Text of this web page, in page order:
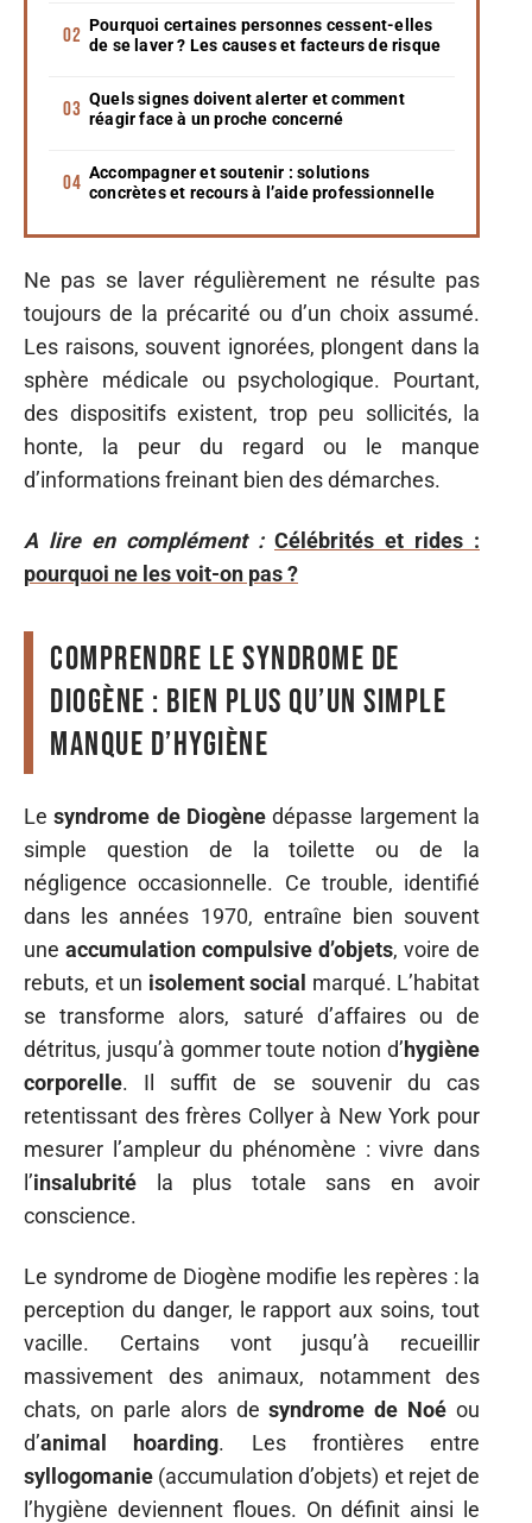
Pourquoi certaines personnes cessent-elles
de se laver ? Les causes et facteurs de risque
Quels signes doivent alerter et comment
réagir face à un proche concerné
Accompagner et soutenir : solutions
concrètes et recours à l’aide professionnelle
Ne pas se laver régulièrement ne résulte pas
toujours de la précarité ou d’un choix assumé.
Les raisons, souvent ignorées, plongent dans la
sphère médicale ou psychologique. Pourtant,
des dispositifs existent, trop peu sollicités, la
honte, la peur du regard ou le manque
d’informations freinant bien des démarches.
A lire en complément : Célébrités et rides :
pourquoi ne les voit-on pas ?
Comprendre le syndrome de
Diogène : bien plus qu’un simple
manque d’hygiène
Lesyndrome de Diogène dépasse largement la
simple question de la toilette ou de la
négligence occasionnelle. Ce trouble, identifié
dans les années 1970, entraîne bien souvent
une accumulation compulsive d’objets, voire de
rebuts, et un isolement social marqué. L’habitat
se transforme alors, saturé d’affaires ou de
détritus, jusqu’à gommer toute notion d’hygiène
corporelle. Il suffit de se souvenir du cas
retentissant des frères Collyer à New York pour
mesurer l’ampleur du phénomène : vivre dans
l’insalubrité la plus totale sans en avoir
conscience.
Le syndrome de Diogène modifie les repères : la
perception du danger, le rapport aux soins, tout
vacille. Certains vont jusqu’à recueillir
massivement des animaux, notamment des
chats, on parle alors desyndrome de Noé ou
d’animal hoarding. Les frontières entre
syllogomanie (accumulation d’objets) et rejet de
l’hygiène deviennent floues. On définit ainsi le